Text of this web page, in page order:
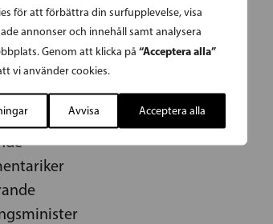
för att förbättra din surfupplevelse, visa
annonser och innehåll samt analysera
Genom att klicka på “Acceptera alla”
vi använder cookies.
Avvisa Acceptera alla